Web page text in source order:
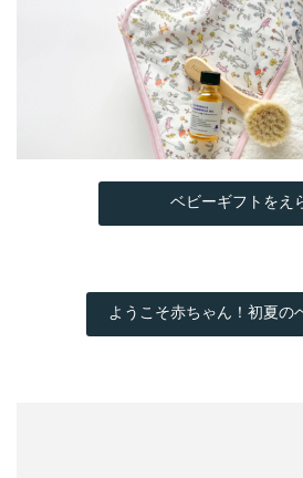
ベビーギフトをえ
ようこそ赤ちゃん！初夏の